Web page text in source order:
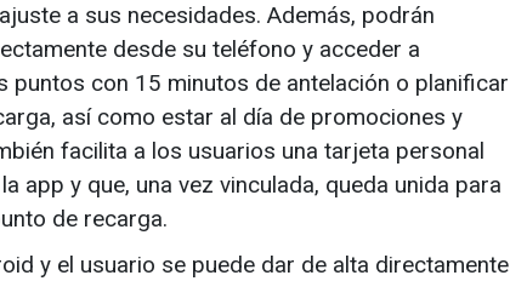
a sus necesidades. Además, podrán
desde su teléfono y acceder a
con 15 minutos de antelación o planificar
así como estar al día de promociones y
facilita a los usuarios una tarjeta personal
app y que, una vez vinculada, queda unida para
de recarga.
y el usuario se puede dar de alta directamente